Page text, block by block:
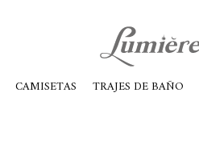
CAMISETAS TRAJES DE BAÑO